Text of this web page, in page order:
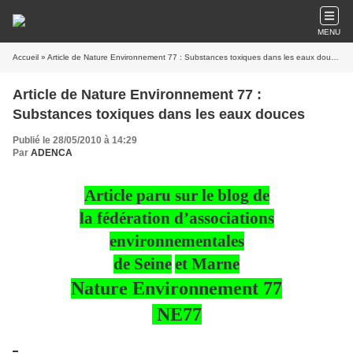
MENU
Accueil » Article de Nature Environnement 77 : Substances toxiques dans les eaux douces
Article de Nature Environnement 77 :
Substances toxiques dans les eaux douces
Publié le 28/05/2010 à 14:29
Par ADENCA
Article paru sur le blog de
la fédération d’associations
environnementales
de Seineet Marne
Nature Environnement 77
NE77